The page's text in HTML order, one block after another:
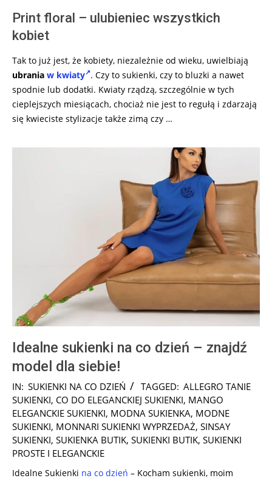
Print floral – ulubieniec wszystkich
kobiet
Tak to już jest, że kobiety, niezależnie od wieku, uwielbiają
ubrania w kwiaty . Czy to sukienki, czy to bluzki a nawet
spodnie lub dodatki. Kwiaty rządzą, szczególnie w tych
cieplejszych miesiącach, chociaż nie jest to regułą i zdarzają
się kwieciste stylizacje także zimą czy …
Idealne sukienki na co dzień – znajdź
model dla siebie!
2025-
06-
06
IN: SUKIENKI NA CO DZIEŃ TAGGED: ALLEGRO TANIE
SUKIENKI, CO DO ELEGANCKIEJ SUKIENKI, MANGO
ELEGANCKIE SUKIENKI, MODNA SUKIENKA, MODNE
SUKIENKI, MONNARI SUKIENKI WYPRZEDAŻ, SINSAY
SUKIENKI, SUKIENKA BUTIK, SUKIENKI BUTIK, SUKIENKI
PROSTE I ELEGANCKIE
Idealne Sukienki na co dzień – Kocham sukienki, moim